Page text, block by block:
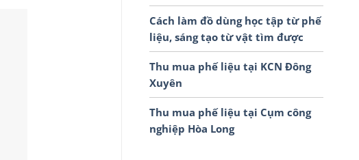
Cách làm đồ dùng học tập từ phế
liệu, sáng tạo từ vật tìm được
Thu mua phế liệu tại KCN Đông
Xuyên
Thu mua phế liệu tại Cụm công
nghiệp Hòa Long